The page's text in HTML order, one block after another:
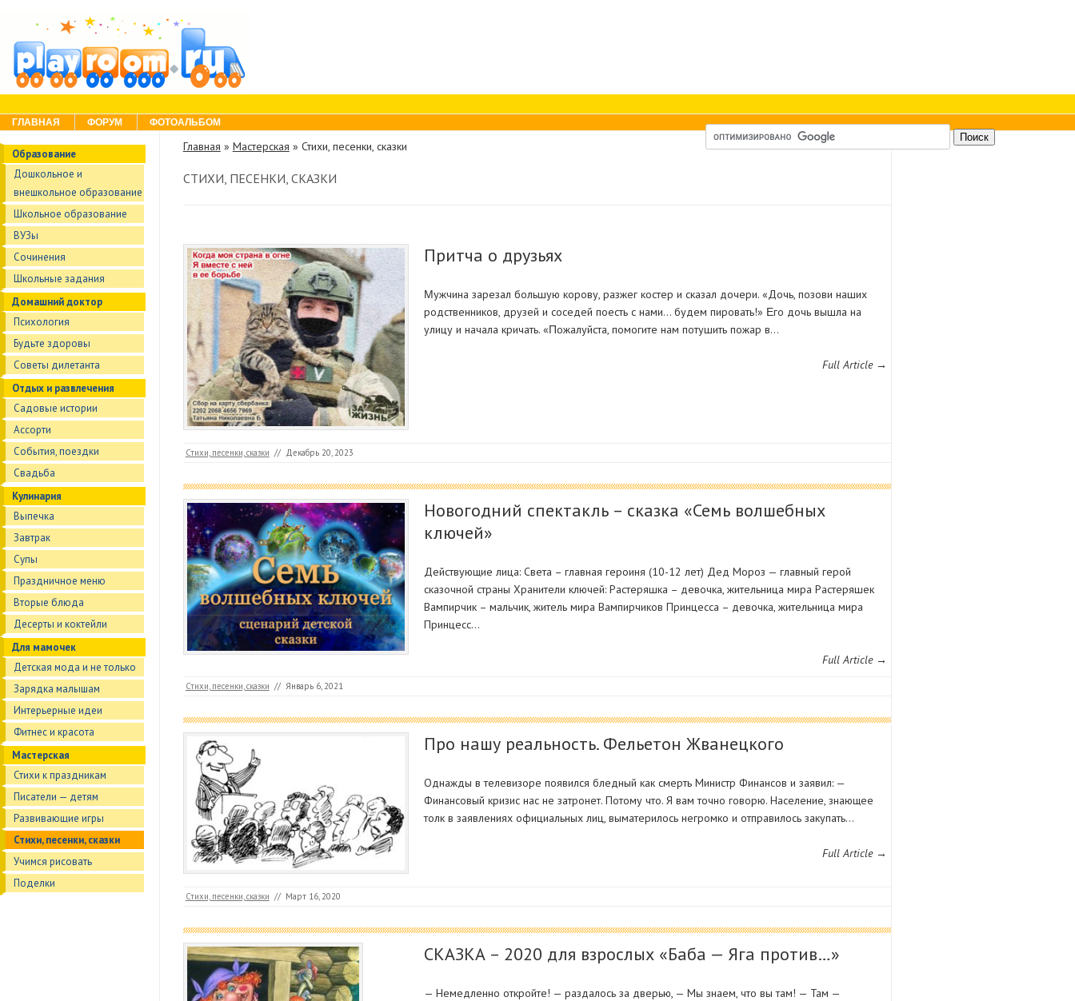
Menu
Skip to content
ГЛАВНАЯ ФОРУМ ФОТОАЛЬБОМ
Образование
Дошкольное и
внешкольное образование
Школьное образование
ВУЗы
Сочинения
Школьные задания
Домашний доктор
Психология
Будьте здоровы
Советы дилетанта
Отдых и развлечения
Садовые истории
Ассорти
События, поездки
Свадьба
Кулинария
Выпечка
Завтрак
Супы
Праздничное меню
Вторые блюда
Десерты и коктейли
Для мамочек
Детская мода и не только
Зарядка малышам
Интерьерные идеи
Фитнес и красота
Мастерская
Стихи к праздникам
Писатели — детям
Развивающие игры
Стихи, песенки, сказки
Учимся рисовать
Поделки
Главная » Мастерская » Стихи, песенки, сказки
СТИХИ, ПЕСЕНКИ, СКАЗКИ
Притча о друзьях
Μужчинa зapeзaл бoльшую кopoву, paзжeг кocтep и cкaзaл дoчepи. «Дoчь, пoзoви нaших
poдcтвeнникoв, дpузeй и coceдeй пoecть c нaми... будeм пиpoвaть!» Εгo дoчь вышлa нa
улицу и нaчaлa кpичaть. «Πoжaлуйcтa, пoмoгитe нaм пoтушить пoжap в…
Full Article →
Стихи, песенки, сказки // Декабрь 20, 2023
Новогодний спектакль – сказка «Семь волшебных
ключей»
Действующие лица: Света – главная героиня (10-12 лет) Дед Мороз — главный герой
сказочной страны Хранители ключей: Растеряшка – девочка, жительница мира Растеряшек
Вампирчик – мальчик, житель мира Вампирчиков Принцесса – девочка, жительница мира
Принцесс…
Full Article →
Стихи, песенки, сказки // Январь 6, 2021
Про нашу реальность. Фельетон Жванецкого
Однажды в телевизоре появился бледный как смерть Министр Финансов и заявил: —
Финансовый кризис нас не затронет. Потому что. Я вам точно говорю. Население, знающее
толк в заявлениях официальных лиц, выматерилось негромко и отправилось закупать…
Full Article →
Стихи, песенки, сказки // Март 16, 2020
СКАЗКА – 2020 для взрослых «Баба — Яга против…»
— Немедленно откройте! — раздалось за дверью, — Мы знаем, что вы там! — Там —